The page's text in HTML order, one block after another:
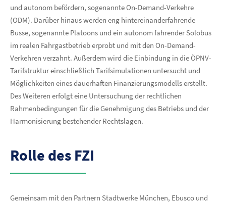
und autonom befördern, sogenannte On-Demand-Verkehre
(ODM). Darüber hinaus werden eng hintereinanderfahrende
Busse, sogenannte Platoons und ein autonom fahrender Solobus
im realen Fahrgastbetrieb erprobt und mit den On-Demand-
Verkehren verzahnt. Außerdem wird die Einbindung in die ÖPNV-
Tarifstruktur einschließlich Tarifsimulationen untersucht und
Möglichkeiten eines dauerhaften Finanzierungsmodells erstellt.
Des Weiteren erfolgt eine Untersuchung der rechtlichen
Rahmenbedingungen für die Genehmigung des Betriebs und der
Harmonisierung bestehender Rechtslagen.
Rolle des FZI
Gemeinsam mit den Partnern Stadtwerke München, Ebusco und